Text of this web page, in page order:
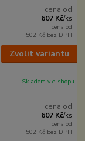
cena od
607 Kč/ks
cena od
502 Kč bez DPH
Zvolit variantu
cena od
607 Kč/ks
cena od
502 Kč bez DPH
Skladem v e-shopu